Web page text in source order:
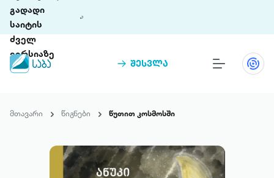
გადადი
საიტის
ძველ
ვერსიაზე
შესვლა
თინეთი 9 ციფრულ პლატფორმასა და 5
ჩვენ შესახებ
მთავარი წიგნები წუთით კოსმოსში